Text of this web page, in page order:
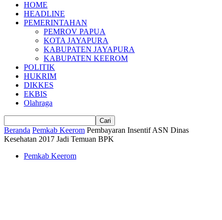
HOME
HEADLINE
PEMERINTAHAN
PEMROV PAPUA
KOTA JAYAPURA
KABUPATEN JAYAPURA
KABUPATEN KEEROM
POLITIK
HUKRIM
DIKKES
EKBIS
Olahraga
Beranda Pemkab Keerom Pembayaran Insentif ASN Dinas
Kesehatan 2017 Jadi Temuan BPK
Pemkab Keerom